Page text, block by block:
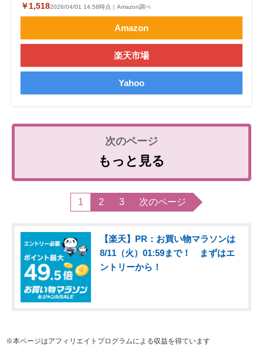
￥1,5182026/04/01 14:58時点｜Amazon調べ
Amazon
楽天市場
Yahoo
もっと見る
1 2 3 次のページ
【楽天】PR：お買い物マラソンは
8/11（火）01:59まで！ まずはエ
ントリーから！
※本ページはアフィリエイトプログラムによる収益を得ています